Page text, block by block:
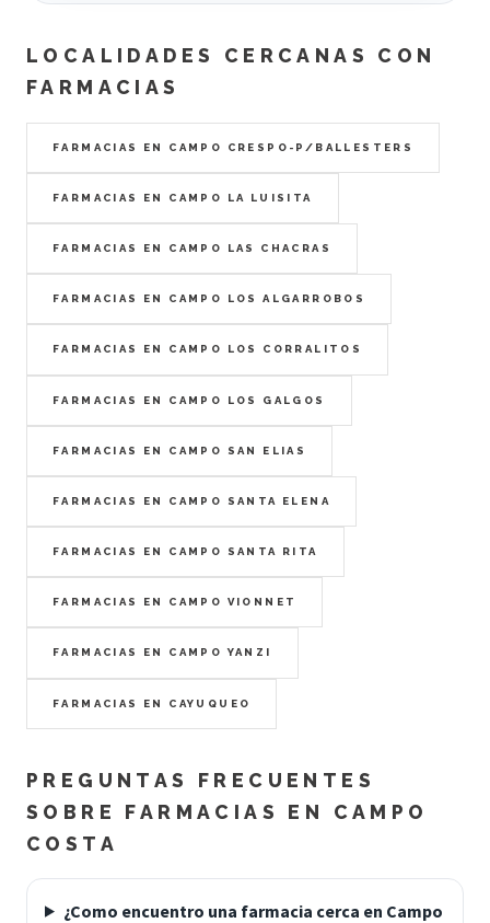
LOCALIDADES CERCANAS CON
FARMACIAS
FARMACIAS EN CAMPO CRESPO-P/BALLESTERS
FARMACIAS EN CAMPO LA LUISITA
FARMACIAS EN CAMPO LAS CHACRAS
FARMACIAS EN CAMPO LOS ALGARROBOS
FARMACIAS EN CAMPO LOS CORRALITOS
FARMACIAS EN CAMPO LOS GALGOS
FARMACIAS EN CAMPO SAN ELIAS
FARMACIAS EN CAMPO SANTA ELENA
FARMACIAS EN CAMPO SANTA RITA
FARMACIAS EN CAMPO VIONNET
FARMACIAS EN CAMPO YANZI
FARMACIAS EN CAYUQUEO
PREGUNTAS FRECUENTES
SOBRE FARMACIAS EN CAMPO
COSTA
¿Como encuentro una farmacia cerca en Campo